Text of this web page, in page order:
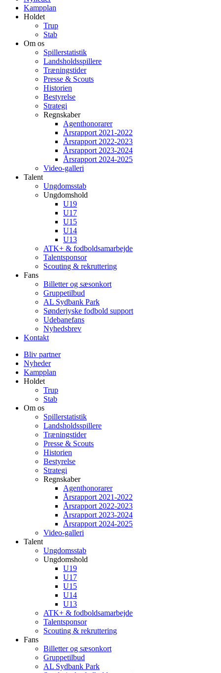
Kampplan
Holdet
Trup
Stab
Om os
Spillerstatistik
Landsholdsspillere
Træningstider
Presse & Scouts
Historien
Bestyrelse
Strategi
Regnskaber
Agenthonorarer
Årsrapport 2021-2022
Årsrapport 2022-2023
Årsrapport 2023-2024
Årsrapport 2024-2025
Video-galleri
Talent
Ungdomsstab
Ungdomshold
U19
U17
U15
U14
U13
ATK+ & fodboldsamarbejde
Talentsponsor
Scouting & rekruttering
Fans
Billetter og sæsonkort
Gruppetilbud
AL Sydbank Park
Sønderjyske fodbold support
Udebanefans
Nyhedsbrev
Kontakt
Bliv partner
Nyheder
Kampplan
Holdet
Trup
Stab
Om os
Spillerstatistik
Landsholdsspillere
Træningstider
Presse & Scouts
Historien
Bestyrelse
Strategi
Regnskaber
Agenthonorarer
Årsrapport 2021-2022
Årsrapport 2022-2023
Årsrapport 2023-2024
Årsrapport 2024-2025
Video-galleri
Talent
Ungdomsstab
Ungdomshold
U19
U17
U15
U14
U13
ATK+ & fodboldsamarbejde
Talentsponsor
Scouting & rekruttering
Fans
Billetter og sæsonkort
Gruppetilbud
AL Sydbank Park